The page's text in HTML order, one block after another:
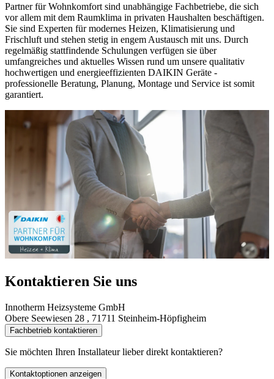
Partner für Wohnkomfort sind unabhängige Fachbetriebe, die sich
vor allem mit dem Raumklima in privaten Haushalten beschäftigen.
Sie sind Experten für modernes Heizen, Klimatisierung und
Frischluft und stehen stetig in engem Austausch mit uns. Durch
regelmäßig stattfindende Schulungen verfügen sie über
umfangreiches und aktuelles Wissen rund um unsere qualitativ
hochwertigen und energieeffizienten DAIKIN Geräte -
professionelle Beratung, Planung, Montage und Service ist somit
garantiert.
Kontaktieren Sie uns
Innotherm Heizsysteme GmbH
Obere Seewiesen 28 , 71711 Steinheim-Höpfigheim
Fachbetrieb kontaktieren
Sie möchten Ihren Installateur lieber direkt kontaktieren?
Kontaktoptionen anzeigen